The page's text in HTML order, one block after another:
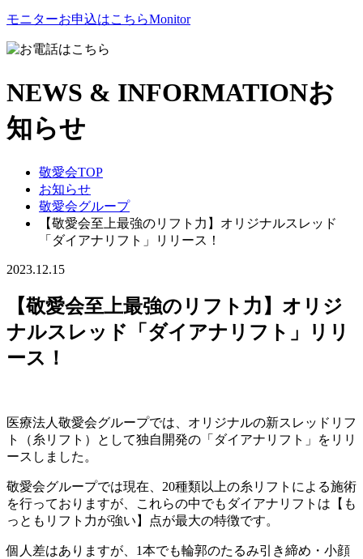
モニターお申込はこちらMonitor
NEWS & INFORMATIONお
知らせ
敬愛会TOP
お知らせ
敬愛会グループ
【敬愛会至上最強のリフト力】オリジナルスレッド
「ダイアナリフト」リリース！
2023.12.15
【敬愛会至上最強のリフト力】オリジ
ナルスレッド「ダイアナリフト」リリ
ース！
医療法人敬愛会グループでは、オリジナルの新スレッドリフ
ト（糸リフト）として独自開発の「ダイアナリフト」をリリ
ースしました。
敬愛会グループでは現在、20種類以上の糸リフトによる施術
を行っておりますが、これらの中でもダイアナリフトは【も
っともリフト力が強い】点が最大の特徴です。
個人差はありますが、1本でも輪郭のたるみ引き締め・小顔